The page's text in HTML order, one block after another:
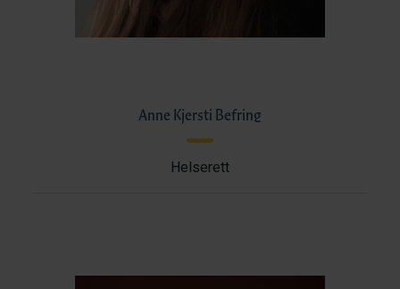
Anne Kjersti Befring
Helserett